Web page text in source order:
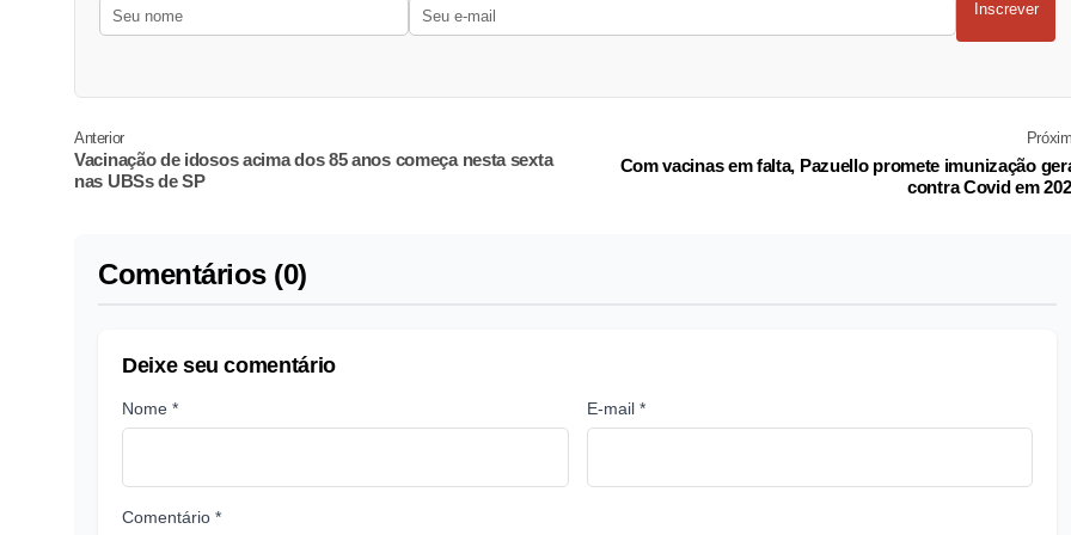
Inscrever
Anterior
Vacinação de idosos acima dos 85 anos começa nesta sexta
nas UBSs de SP
Com vacinas em falta, Pazuello promete imunização
contra Covid em
Comentários (0)
Deixe seu comentário
Nome * E-mail *
Comentário *